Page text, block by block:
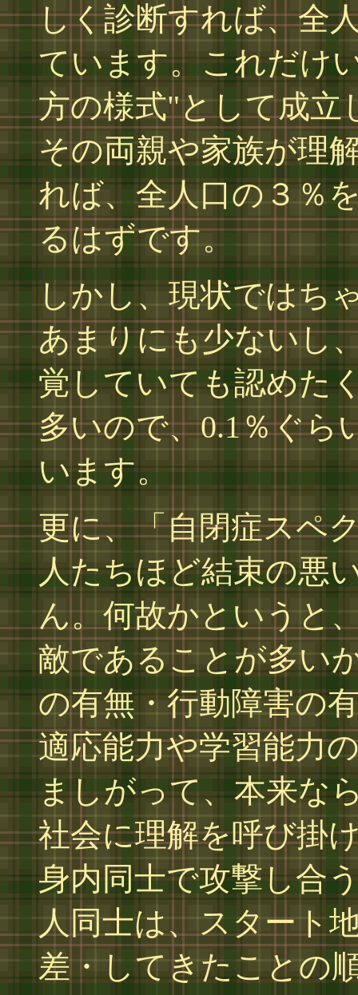
しく診断すれば、全
ています。これだけ
方の様式"として成立
その両親や家族が理
れば、全人口の３％
るはずです。
しかし、現状ではち
あまりにも少ないし
覚していても認めた
多いので、0.1％ぐら
います。
更に、「自閉症スペ
人たちほど結束の悪
ん。何故かというと
敵であることが多い
の有無・行動障害の
適応能力や学習能力
ましがって、本来な
社会に理解を呼び掛
身内同士で攻撃し合
人同士は、スタート
差・してきたことの